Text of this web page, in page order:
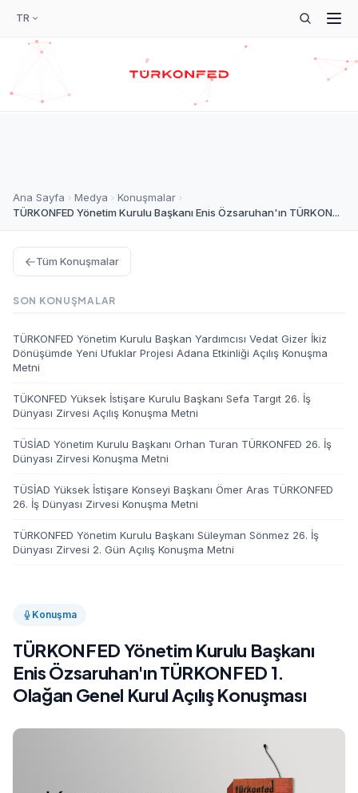
TR
Ana Sayfa Medya
Konuşmalar
TÜRKONFED Yönetim Kurulu Başkanı Enis Özsaruhan'ın TÜRKON...
Konuşma
TÜRKONFED Yönetim Kurulu Başkanı
Enis Özsaruhan'ın TÜRKONFED 1.
Olağan Genel Kurul Açılış Konuşması
Tüm Konuşmalar
SON KONUŞMALAR
TÜRKONFED Yönetim Kurulu Başkan Yardımcısı Vedat Gizer İkiz
Dönüşümde Yeni Ufuklar Projesi Adana Etkinliği Açılış Konuşma
Metni
TÜKONFED Yüksek İstişare Kurulu Başkanı Sefa Targıt 26. İş
Dünyası Zirvesi Açılış Konuşma Metni
TÜSİAD Yönetim Kurulu Başkanı Orhan Turan TÜRKONFED 26. İş
Dünyası Zirvesi Konuşma Metni
TÜSİAD Yüksek İstişare Konseyi Başkanı Ömer Aras TÜRKONFED
26. İş Dünyası Zirvesi Konuşma Metni
TÜRKONFED Yönetim Kurulu Başkanı Süleyman Sönmez 26. İş
Dünyası Zirvesi 2. Gün Açılış Konuşma Metni